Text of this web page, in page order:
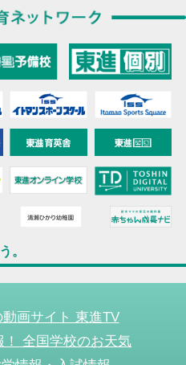
。
画サイト 東進TV
全国学校のお天気